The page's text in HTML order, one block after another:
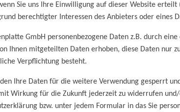
Sie uns Ihre Einwilligung auf dieser Website
berechtigter Interessen des Anbieters oder eines
GmbH personenbezogene Daten z.B. durch
Ihnen mitgeteilten Daten erhoben, diese Daten
Verpflichtung besteht.
Ihre Daten für die weitere Verwendung gesperrt
Wirkung für die Zukunft jederzeit zu widerrufen
bzw. unter jedem Formular in das Sie